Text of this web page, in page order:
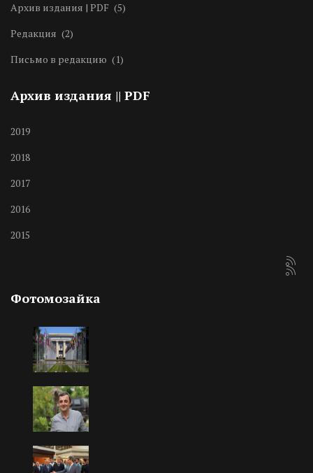
Архив издания | PDF (5)
Редакция (2)
Письмо в редакцию (1)
Архив издания || PDF
2019
2018
2017
2016
2015
Фотомозайка